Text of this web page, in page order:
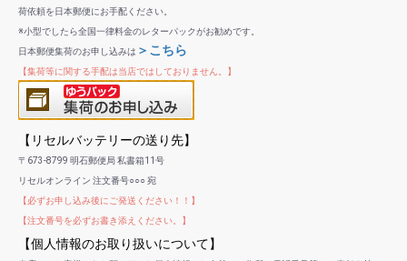
荷依頼を日本郵便にお手配ください。
※小型でしたら全国一律料金のレターパックがお勧めです。
日本郵便集荷のお申し込みは ＞こちら
【集荷等に関する手配は当店ではしておりません。】
【リセルバッテリーの送り先】
〒673-8799 明石郵便局 私書箱11号
リセルオンライン 注文番号○○○ 宛
【必ずお申し込み後にご発送ください！！】
【注文番号を必ずお書き添えください。】
【個人情報のお取り扱いについて】